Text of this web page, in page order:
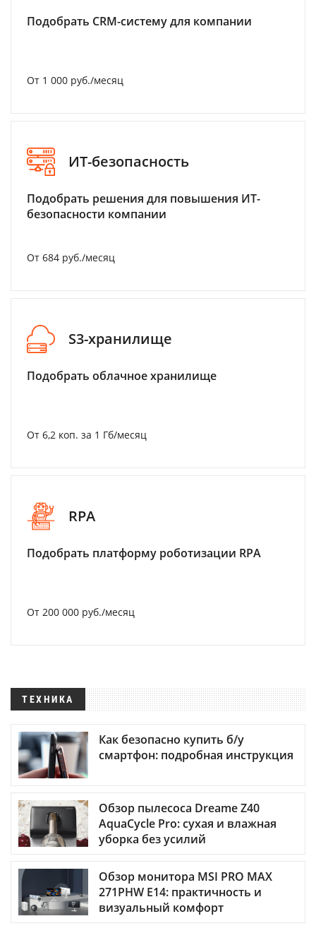
Подобрать CRM-систему для компании
От 1 000 руб./месяц
ИТ-безопасность
Подобрать решения для повышения ИТ-
безопасности компании
От 684 руб./месяц
S3-хранилище
Подобрать облачное хранилище
От 6,2 коп. за 1 Гб/месяц
RPA
Подобрать платформу роботизации RPA
От 200 000 руб./месяц
ТЕХНИКА
Как безопасно купить б/у
смартфон: подробная инструкция
Обзор пылесоса Dreame Z40
AquaCycle Pro: сухая и влажная
уборка без усилий
Обзор монитора MSI PRO MAX
271PHW E14: практичность и
визуальный комфорт